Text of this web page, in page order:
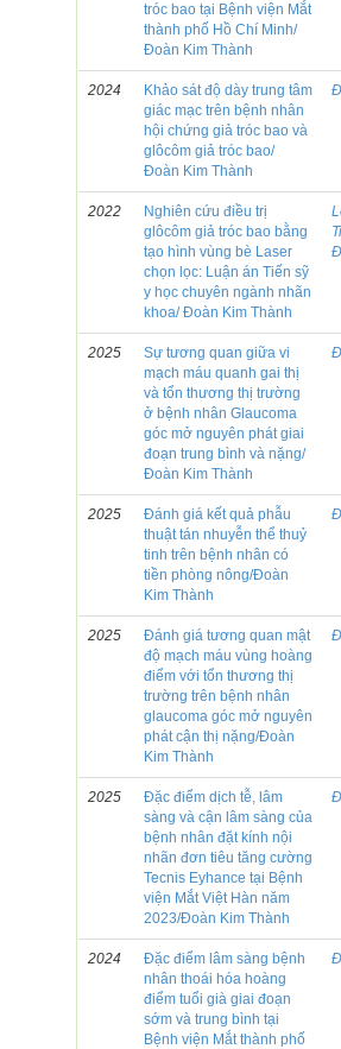
tróc bao tại Bệnh viện Mắt
thành phố Hồ Chí Minh/
Đoàn Kim Thành
2024
Khảo sát độ dày trung tâm
giác mạc trên bệnh nhân
hội chứng giả tróc bao và
glôcôm giả tróc bao/
Đoàn Kim Thành
2022
Nghiên cứu điều trị
glôcôm giả tróc bao bằng
tạo hình vùng bè Laser
chọn lọc: Luận án Tiến sỹ
y học chuyên ngành nhãn
khoa/ Đoàn Kim Thành
2025
Sự tương quan giữa vi
mạch máu quanh gai thị
và tổn thương thị trường
ở bệnh nhân Glaucoma
góc mở nguyên phát giai
đoạn trung bình và nặng/
Đoàn Kim Thành
2025
Đánh giá kết quả phẫu
thuật tán nhuyễn thể thuỷ
tinh trên bệnh nhân có
tiền phòng nông/Đoàn
Kim Thành
2025
Đánh giá tương quan mật
độ mạch máu vùng hoàng
điểm với tổn thương thị
trường trên bệnh nhân
glaucoma góc mở nguyên
phát cận thị nặng/Đoàn
Kim Thành
2025
Đặc điểm dịch tễ, lâm
sàng và cận lâm sàng của
bệnh nhân đặt kính nội
nhãn đơn tiêu tăng cường
Tecnis Eyhance tại Bệnh
viện Mắt Việt Hàn năm
2023/Đoàn Kim Thành
2024
Đặc điểm lâm sàng bệnh
nhân thoái hóa hoàng
điểm tuổi già giai đoạn
sớm và trung bình tại
Bệnh viện Mắt thành phố